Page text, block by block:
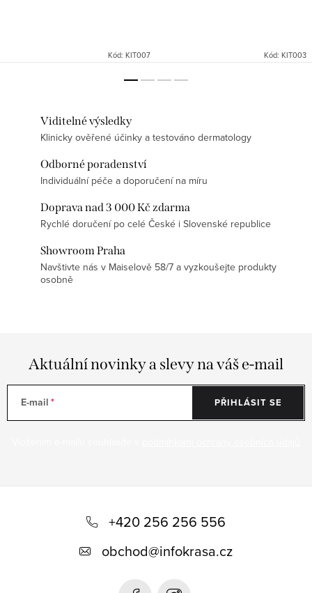
Kód: KIT007 Kód: KIT003
Viditelné výsledky
Klinicky ověřené účinky a testováno dermatology
Odborné poradenství
Individuální péče a doporučení na míru
Doprava nad 3 000 Kč zdarma
Rychlé doručení po celé České i Slovenské republice
Showroom Praha
Navštivte nás v Maiselově 58/7 a vyzkoušejte produkty
osobně
Aktuální novinky a slevy na váš e-mail
E-mail PŘIHLÁSIT SE
+420 256 256 556
obchod@infokrasa.cz